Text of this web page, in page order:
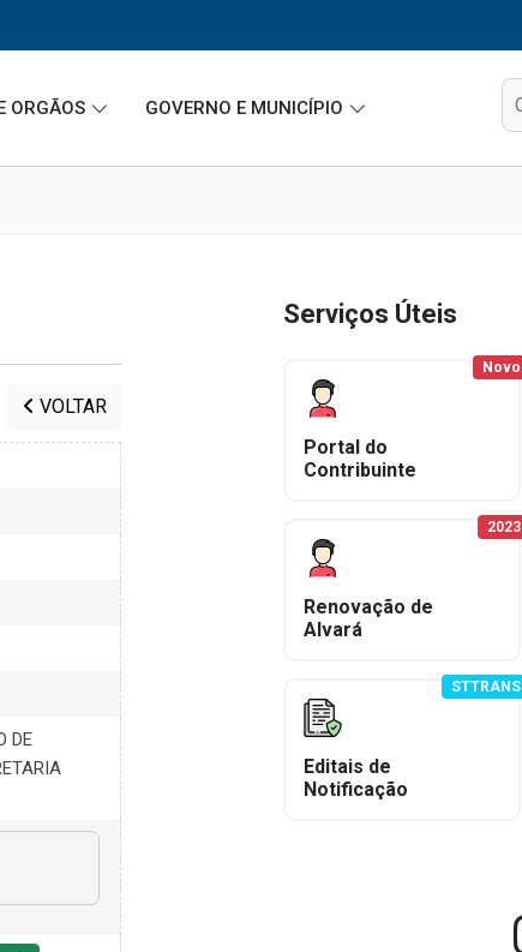
ORGÃOS GOVERNO E MUNICÍPIO
VOLTAR
DE
Serviços Úteis
Portal do
Contribuinte
Novo
Renovação de
Alvará
2023
Editais de
Notificação
STTRANS